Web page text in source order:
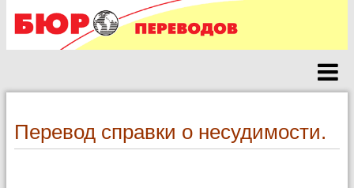
Перевод справки о несудимости.